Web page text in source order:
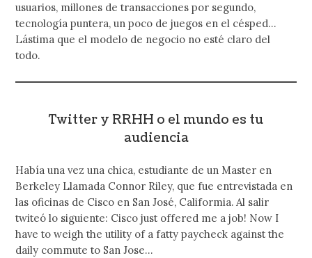
usuarios, millones de transacciones por segundo,
tecnología puntera, un poco de juegos en el césped…
Lástima que el modelo de negocio no esté claro del
todo.
Twitter y RRHH o el mundo es tu
audiencia
Había una vez una chica, estudiante de un Master en
Berkeley Llamada Connor Riley, que fue entrevistada en
las oficinas de Cisco en San José, Califormia. Al salir
twiteó lo siguiente: Cisco just offered me a job! Now I
have to weigh the utility of a fatty paycheck against the
daily commute to San Jose…